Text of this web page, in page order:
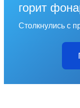
горит
Столкнулись с